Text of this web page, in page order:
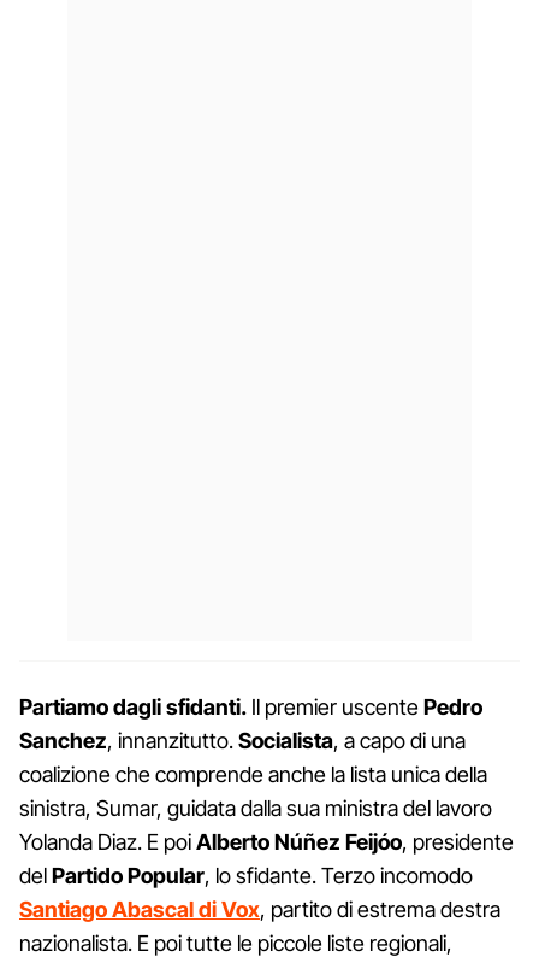
Partiamo dagli sfidanti. Il premier uscentePedro
Sanchez, innanzitutto.Socialista, a capo di una
coalizione che comprende anche la lista unica della
sinistra, Sumar, guidata dalla sua ministra del lavoro
Yolanda Diaz. E poiAlberto Núñez Feijóo, presidente
delPartido Popular, lo sfidante. Terzo incomodo
Santiago Abascal di Vox, partito di estrema destra
nazionalista. E poi tutte le piccole liste regionali,